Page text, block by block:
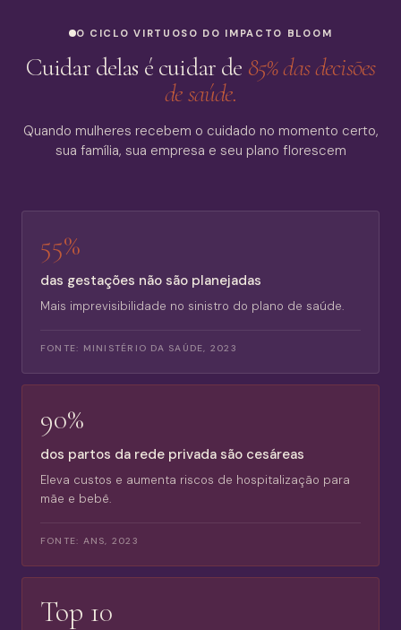
O CICLO VIRTUOSO DO IMPACTO BLOOM
Cuidar delas é cuidar de 85% das decisões
de saúde.
Quando mulheres recebem o cuidado no momento certo,
sua família, sua empresa e seu plano florescem
55%
das gestações não são planejadas
Mais imprevisibilidade no sinistro do plano de saúde.
FONTE: MINISTÉRIO DA SAÚDE, 2023
90%
dos partos da rede privada são cesáreas
Eleva custos e aumenta riscos de hospitalização para
mãe e bebê.
FONTE: ANS, 2023
Top 10